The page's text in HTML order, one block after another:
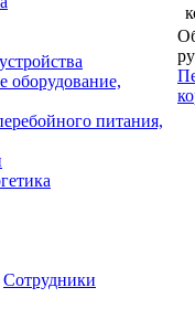
оборудование,
питания,
Сотрудники